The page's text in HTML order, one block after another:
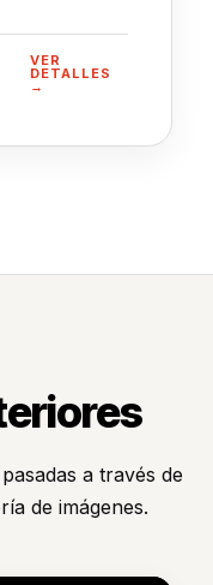
VER
DETALLES
→
a través de
de imágenes.